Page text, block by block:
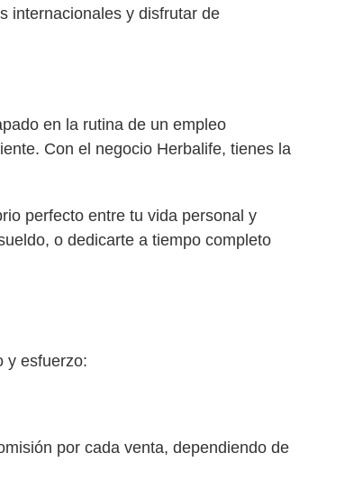
internacionales y disfrutar de
en la rutina de un empleo
Con el negocio Herbalife, tienes la
perfecto entre tu vida personal y
o dedicarte a tiempo completo
y esfuerzo:
por cada venta, dependiendo de